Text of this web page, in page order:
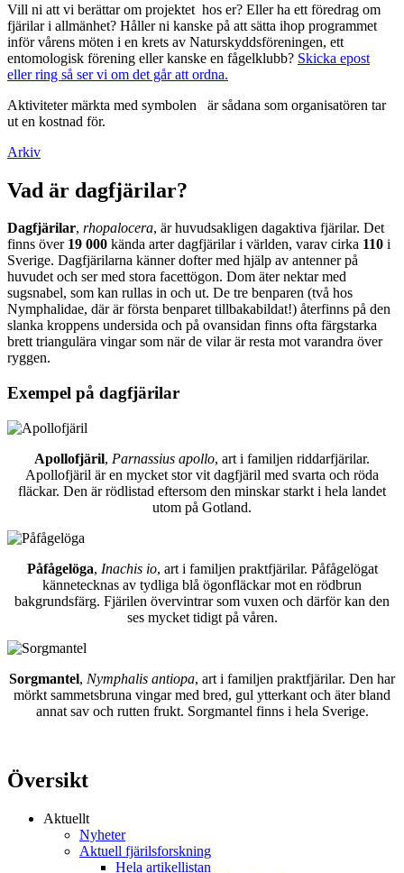
Vill ni att vi berättar om projektet hos er? Eller ha ett föredrag om
fjärilar i allmänhet? Håller ni kanske på att sätta ihop programmet
inför vårens möten i en krets av Naturskyddsföreningen, ett
entomologisk förening eller kanske en fågelklubb? Skicka epost
eller ring så ser vi om det går att ordna.
Aktiviteter märkta med symbolen
är sådana som organisatören tar
ut en kostnad för.
Arkiv
Vad är dagfjärilar?
Dagfjärilar, rhopalocera, är huvudsakligen dagaktiva fjärilar. Det
finns över 19 000 kända arter dagfjärilar i världen, varav cirka 110 i
Sverige. Dagfjärilarna känner dofter med hjälp av antenner på
huvudet och ser med stora facettögon. Dom äter nektar med
sugsnabel, som kan rullas in och ut. De tre benparen (två hos
Nymphalidae, där är första benparet tillbakabildat!) återfinns på den
slanka kroppens undersida och på ovansidan finns ofta färgstarka
brett triangulära vingar som när de vilar är resta mot varandra över
ryggen.
Exempel på dagfjärilar
Apollofjäril, Parnassius apollo, art i familjen riddarfjärilar.
Apollofjäril är en mycket stor vit dagfjäril med svarta och röda
fläckar. Den är rödlistad eftersom den minskar starkt i hela landet
utom på Gotland.
Påfågelöga, Inachis io, art i familjen praktfjärilar. Påfågelögat
kännetecknas av tydliga blå ögonfläckar mot en rödbrun
bakgrundsfärg. Fjärilen övervintrar som vuxen och därför kan den
ses mycket tidigt på våren.
Sorgmantel, Nymphalis antiopa, art i familjen praktfjärilar. Den har
mörkt sammetsbruna vingar med bred, gul ytterkant och äter bland
annat sav och rutten frukt. Sorgmantel finns i hela Sverige.
Översikt
Aktuellt
Nyheter
Aktuell fjärilsforskning
Hela artikellistan